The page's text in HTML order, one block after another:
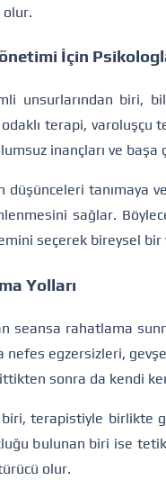
olur.
İçin
unsurlarından biri,
odaklı terapi,
inançları ve
düşünceleri
sağlar.
seçerek bireysel bir
Yolları
seansa rahatlama
nefes egzersizleri,
sonra da kendi
terapistiyle birlikte
bulunan biri ise
olur.